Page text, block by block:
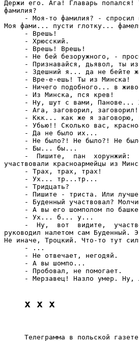
Держи его. Ага! Главарь
фамилия?
- Моя-то фамилия? - спросил
Моя фами... пусти глотку...
     - Врешь!
     - Хрюсский.
     - Врешь! Врешь!
- Не бей безоружного, -
- Признавайся, дьявол, ты
- Здешний я... да не бейте
     - Вре-е-ешь! Ты из Минска!
- Ничего подобного... в
     - Из Минска, пся крев!
- Ну, шут с вами, Панове...
- Ага, заговорил,
- Ккк... как же я заговорю,
- Убью!! Сколько вас,
     - Да не было их...
- Не было?! Не было?! Не
     - Бы... бы...
-  Пишите,  пан  хорунжий:
участвовали красноармейцы из
     - Трах, трах, трах!
     - Ух... тр...тр...
     - Тридцать?
- Пишите - триста. Или
- Буденный участвовал?
- А вы его шомполом по
     - Ух... б... у...
-  Ну,  вот  видите,
руководил налетом сам
Не иначе, Троцкий. Что-то тут
     - ...
     - Не отвечает, негодяй.
     - А вы шомпо...
     - Пробовал, не помогает.
- Мерзавец! Назло умер. Ну,
x x x
Телеграмма в польской